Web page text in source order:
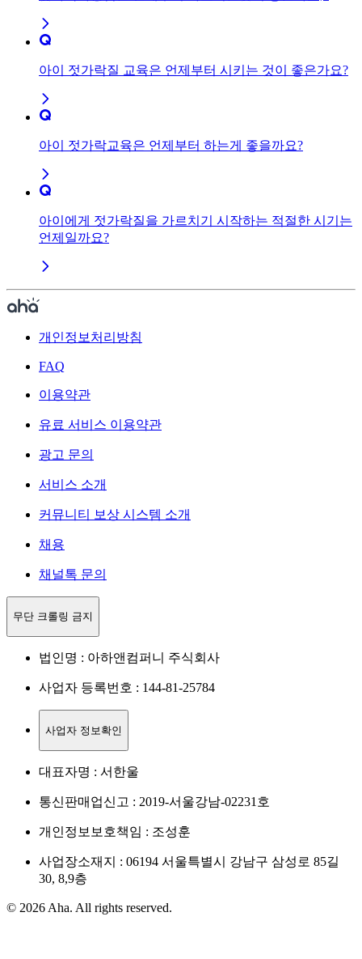
아이 젓가락질 교육은 언제부터 시키는 것이 좋은가요?
아이 젓가락교육은 언제부터 하는게 좋을까요?
아이에게 젓가락질을 가르치기 시작하는 적절한 시기는
언제일까요?
개인정보처리방침
FAQ
이용약관
유료 서비스 이용약관
광고 문의
서비스 소개
커뮤니티 보상 시스템 소개
채용
채널톡 문의
무단 크롤링 금지
법인명 : 아하앤컴퍼니 주식회사
사업자 등록번호 : 144-81-25784
사업자 정보확인
대표자명 : 서한울
통신판매업신고 : 2019-서울강남-02231호
개인정보보호책임 : 조성훈
사업장소재지 : 06194 서울특별시 강남구 삼성로 85길
30, 8,9층
© 2026 Aha. All rights reserved.